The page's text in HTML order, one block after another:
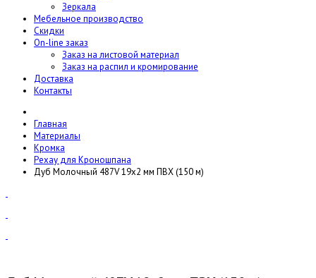
Зеркала
Мебельное производство
Скидки
On-line заказ
Заказ на листовой материал
Заказ на распил и кромирование
Доставка
Контакты
Главная
Материалы
Кромка
Рехау для Кроношпана
Дуб Молочный 487V 19x2 мм ПВХ (150 м)